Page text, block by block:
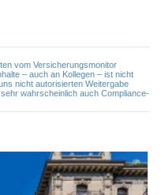
vom Versicherungsmonitor
– auch an Kollegen – ist nicht
nicht autorisierten Weitergabe
wahrscheinlich auch Compliance-